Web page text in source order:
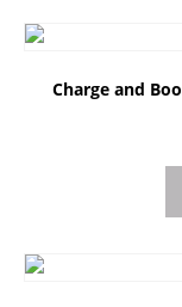
Charge and